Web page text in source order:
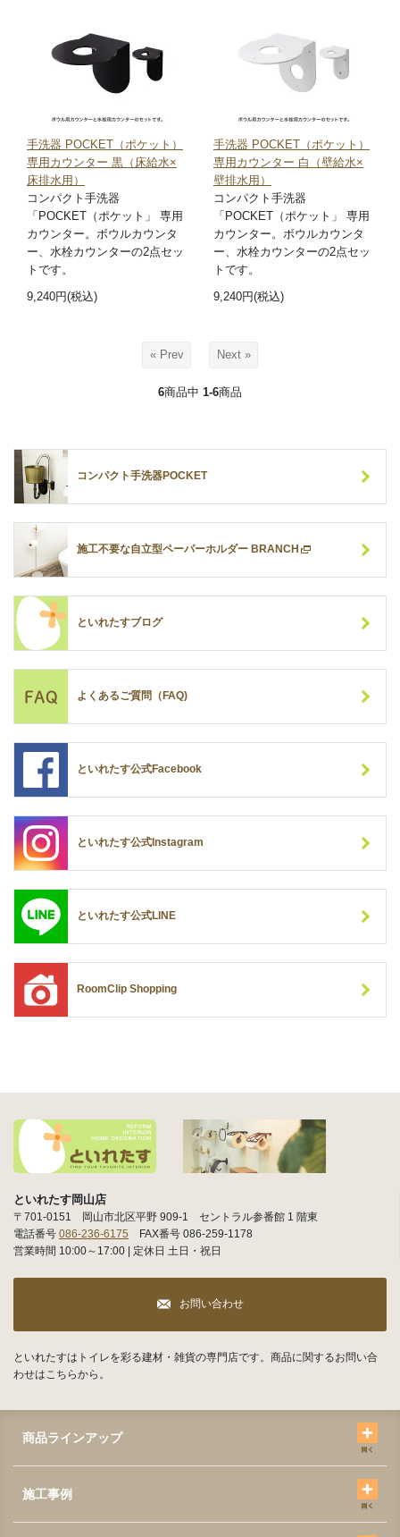
手洗器 POCKET（ポケット）
専用カウンター 黒（床給水×
床排水用）
コンパクト手洗器
「POCKET（ポケット」 専用
カウンター。ボウルカウンタ
ー、水栓カウンターの2点セッ
トです。
9,240円(税込)
手洗器 POCKET（ポケット）
専用カウンター 白（壁給水×
壁排水用）
コンパクト手洗器
「POCKET（ポケット」 専用
カウンター。ボウルカウンタ
ー、水栓カウンターの2点セッ
トです。
9,240円(税込)
« Prev Next »
6商品中 1-6商品
コンパクト手洗器POCKET
施工不要な自立型ペーパーホルダー BRANCH
といれたすブログ
よくあるご質問（FAQ)
といれたす公式Facebook
といれたす公式Instagram
といれたす公式LINE
RoomClip Shopping
といれたす岡山店
〒701-0151 岡山市北区平野 909-1 セントラル参番館 1 階東
電話番号 086-236-6175 FAX番号 086-259-1178
営業時間 10:00～17:00 | 定休日 土日・祝日
お問い合わせ
といれたすはトイレを彩る建材・雑貨の専門店です。商品に関するお問い合
わせはこちらから。
商品ラインアップ
施工事例